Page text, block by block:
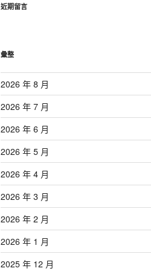
近期留言
彙整
2026 年 8 月
2026 年 7 月
2026 年 6 月
2026 年 5 月
2026 年 4 月
2026 年 3 月
2026 年 2 月
2026 年 1 月
2025 年 12 月